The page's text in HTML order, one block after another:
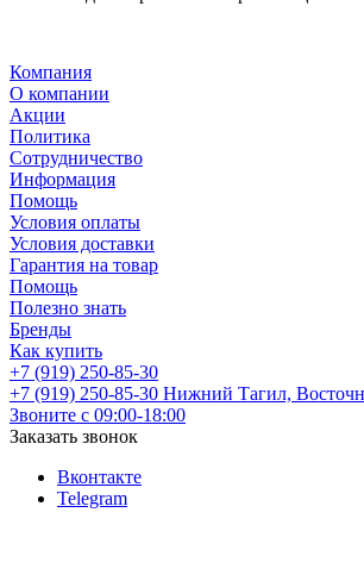
Компания
О компании
Акции
Политика
Сотрудничество
Информация
Помощь
Условия оплаты
Условия доставки
Гарантия на товар
Помощь
Полезно знать
Бренды
Как купить
+7 (919) 250-85-30
+7 (919) 250-85-30 Нижний Тагил,
Звоните с 09:00-18:00
Заказать звонок
Вконтакте
Telegram